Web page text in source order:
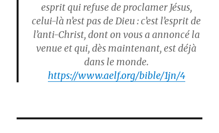
esprit qui refuse de proclamer Jésus,
celui-là n’est pas de Dieu : c’est l’esprit de
l’anti-Christ, dont on vous a annoncé la
venue et qui, dès maintenant, est déjà
dans le monde.
https://www.aelf.org/bible/1jn/4